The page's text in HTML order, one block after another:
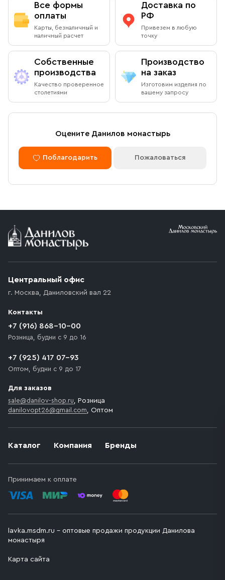
Все формы
оплаты
Карты, безналичный и
наличный расчет
Доставка по
РФ
Привезем в любую
точку
Собственные
производства
Качество проверенное
столетиями
Производство
на заказ
Изготовим изделия по
вашему запросу
Оцените Данилов монастырь
Поблагодарить Пожаловаться
Каталог Компания Бренды
Принимаем к оплате
Центральный офис
г. Москва, Даниловский вал 22
Контакты
+7 (916) 868-10-00
Розница, будни с 9 до 16
+7 (925) 417 07-93
Оптом, будни с 9 до 17
Для заказов
sale@danilov-shop.ru, Розница
danilovopt26@gmail.com, Оптом
lavka.msdm.ru – оптовые продажи продукции Данилова
монастыря
Карта сайта